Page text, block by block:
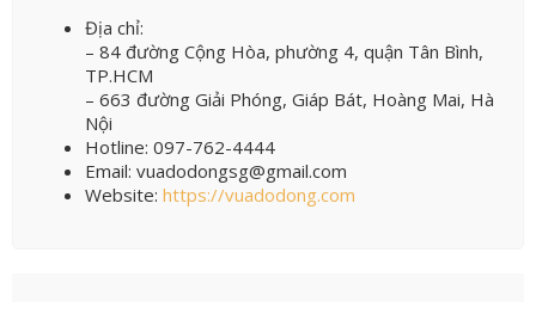
Địa chỉ:
– 84 đường Cộng Hòa, phường 4, quận Tân Bình,
TP.HCM
– 663 đường Giải Phóng, Giáp Bát, Hoàng Mai, Hà
Nội
Hotline: 097-762-4444
Email: vuadodongsg@gmail.com
Website: https://vuadodong.com